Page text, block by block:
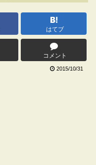
はてブ
コメント
2015/10/31